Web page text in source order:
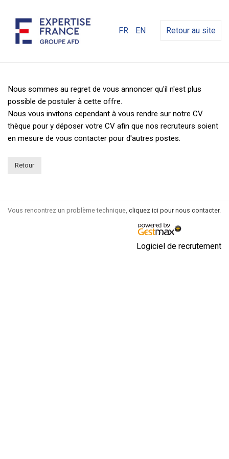
FR EN Retour au site
Nous sommes au regret de vous annoncer qu'il n'est plus
possible de postuler à cette offre.
Nous vous invitons cependant à vous rendre sur notre CV
thèque pour y déposer votre CV afin que nos recruteurs soient
en mesure de vous contacter pour d'autres postes.
Retour
Vous rencontrez un problème technique, cliquez ici pour nous contacter.
Logiciel de recrutement